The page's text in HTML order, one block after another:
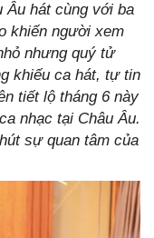
Âu hát cùng với ba
khiến người xem
nhưng quý tử
khiếu ca hát, tự tin
tiết lộ tháng 6 này
nhạc tại Châu Âu.
sự quan tâm của